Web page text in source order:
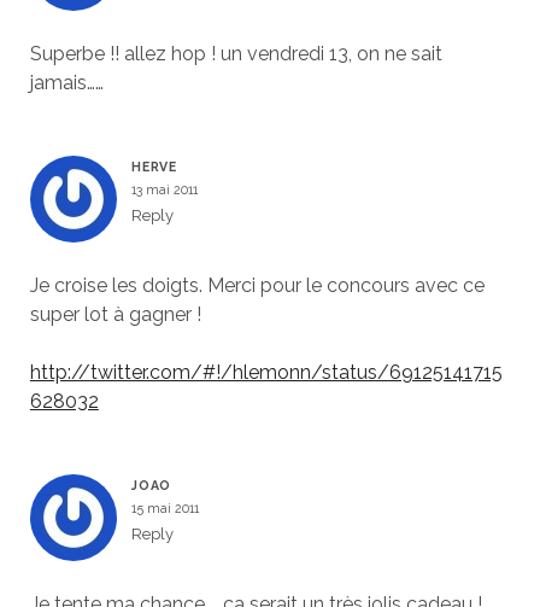
Superbe !! allez hop ! un vendredi 13, on ne sait
jamais……
HERVE
13 mai 2011
Reply
Je croise les doigts. Merci pour le concours avec ce
super lot à gagner !
http://twitter.com/#!/hlemonn/status/69125141715
628032
JOAO
15 mai 2011
Reply